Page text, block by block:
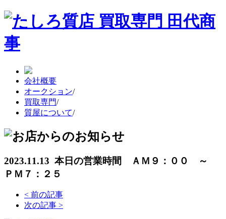
会社概要
オークション/
買取専門/
質屋について/
2023.11.13 本日の営業時間 ＡＭ９：００ ～
ＰＭ７：２５
< 前の記事
次の記事 >